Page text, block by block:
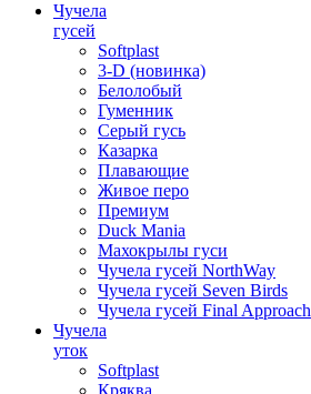
Чучела
гусей
Softplast
3-D (новинка)
Белолобый
Гуменник
Серый гусь
Казарка
Плавающие
Живое перо
Премиум
Duck Mania
Махокрылы гуси
Чучела гусей NorthWay
Чучела гусей Seven Birds
Чучела гусей Final Approach
Чучела
уток
Softplast
Кряква